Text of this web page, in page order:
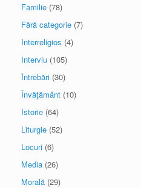
Familie (78)
Fără categorie (7)
Interreligios (4)
Interviu (105)
Întrebări (30)
Învăţământ (10)
Istorie (64)
Liturgie (52)
Locuri (6)
Media (26)
Morală (29)